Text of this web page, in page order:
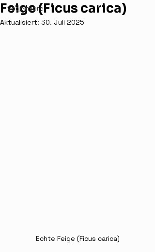
vogelmiere
Feige (Ficus carica)
Aktualisiert: 30. Juli 2025
Echte Feige (Ficus carica)